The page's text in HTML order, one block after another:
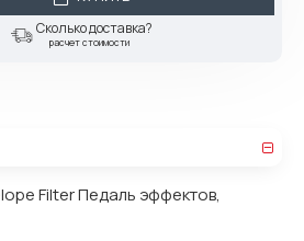
Сколько доставка?
расчет стоимости
Filter Педаль эффектов,